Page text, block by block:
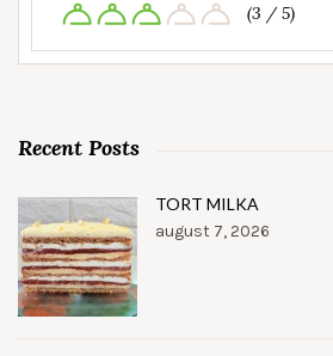
(3 / 5)
Recent Posts
TORT MILKA
august 7, 2026